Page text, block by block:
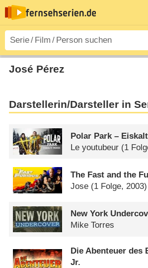
José Pérez
Darstellerin/Darsteller in
Polar Park –
Le youtubeur (1
The Fast and the
Jose (1 Folge, 2003)
New York
Mike Torres
Die Abenteuer des
Jr.